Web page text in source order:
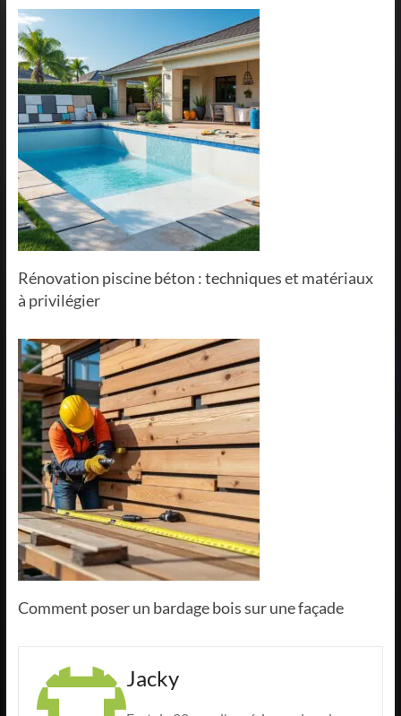
Rénovation piscine béton : techniques et matériaux
à privilégier
Comment poser un bardage bois sur une façade
Jacky